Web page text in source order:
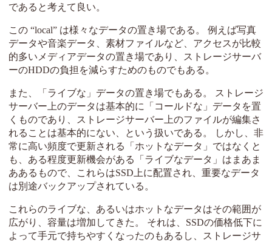
であると考えて良い。
この “local” は様々なデータの置き場である。 例えば写真
データや音楽データ、素材ファイルなど、アクセスが比較
的多いメディアデータの置き場であり、ストレージサーバ
ーのHDDの負担を減らすためのものでもある。
また、「ライブな」データの置き場でもある。 ストレージ
サーバー上のデータは基本的に「コールドな」データを置
くものであり、ストレージサーバー上のファイルが編集さ
れることは基本的にない、という扱いである。 しかし、非
常に高い頻度で更新される「ホットなデータ」ではなくと
も、ある程度更新機会がある「ライブなデータ」はまあま
ああるもので、これらはSSD上に配置され、重要なデータ
は別途バックアップされている。
これらのライブな、あるいはホットなデータはその範囲が
広がり、容量は増加してきた。 それは、SSDの価格低下に
よって手元で持ちやすくなったのもあるし、ストレージサ